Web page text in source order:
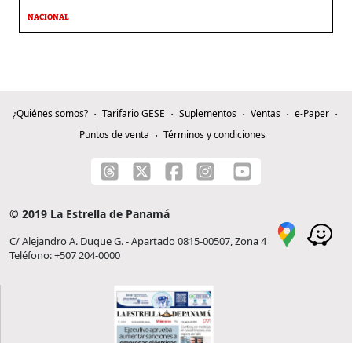
NACIONAL
¿Quiénes somos? Tarifario GESE Suplementos Ventas
e-Paper
Puntos de venta
Términos y condiciones
© 2019 La Estrella de Panamá
C/ Alejandro A. Duque G. - Apartado 0815-00507, Zona 4
Teléfono: +507 204-0000